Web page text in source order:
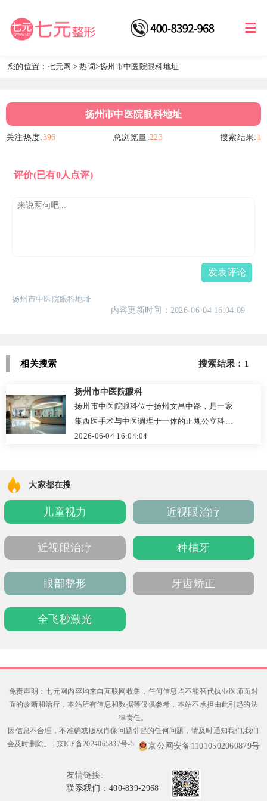
您的位置： 七元网 >热词 >扬州市中医院眼科地址
扬州市中医院眼科地址
关注热度:396 总浏览量:223 搜索结果: 1
评价(已有0人点评)
发表评论
扬州市中医院眼科地址
内容更新时间：2026-06-04 16:04:09
相关搜索 搜索结果：1
扬州市中医院眼科
扬州市中医院眼科位于扬州文昌中路，是一家
集西医手术与中医调理于一体的正规公立科
室。科室配备尼德克超声乳化仪等国际先进设
等专家领衔的团队，坚持“一人一方”个性化诊
疗，术后随访完善。医院收费透明，提供官
网、电话预约，致力让患者享受专业而温暖的
医疗服务。
2026-06-04 16:04:04
大家都在搜
儿童视力 近视眼治疗
近视眼治疗 种植牙
眼部整形 牙齿矫正
全飞秒激光
免责声明：七元网内容均来自互联网收集，任何信息均不能替代执业医师面对
面的诊断和治疗，本站所有信息和数据等仅供参考，本站不承担由此引起的法
律责任。
因信息不合理，不准确或版权肖像问题引起的任何问题，请及时通知我们,我们
会及时删除。
京ICP备2024065837号-5 京公网安备11010502060879号
友情链接:
联系我们：400-839-2968